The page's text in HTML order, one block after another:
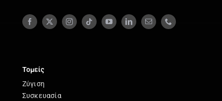
Τομείς
Ζύγιση
Συσκευασία